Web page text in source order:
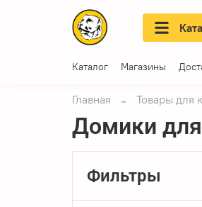
Каталог Магазины
Главная Товары для
Домики
Фильтры